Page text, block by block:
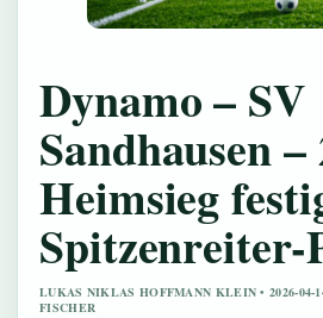
Dynamo – SV
Sandhausen –
Heimsieg
Spitzenreiter-
LUKAS NIKLAS HOFFMANN KLEIN • 2026-04-
FISCHER